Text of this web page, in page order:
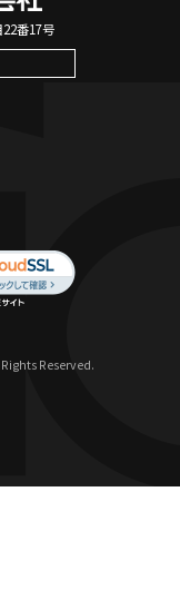
番17号
Reserved.